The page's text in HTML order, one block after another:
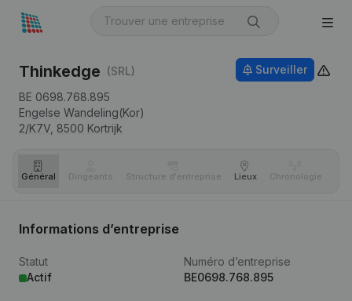
Thinkedge (SRL)
BE 0698.768.895
Engelse Wandeling(Kor)
2/K7V, 8500 Kortrijk
Surveiller
Général Dirigeants Structure d'entreprise Lieux Chronologie
Informations d’entreprise
Statut
Actif
Numéro d’entreprise
BE0698.768.895